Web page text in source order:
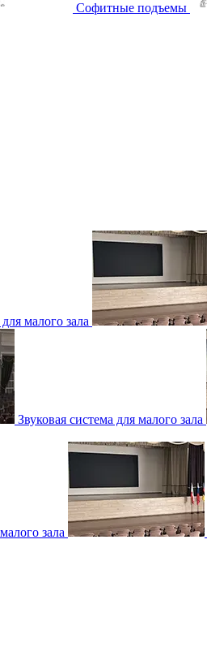
Софитные подъемы
малого зала
Звуковая система для малого зала
зала